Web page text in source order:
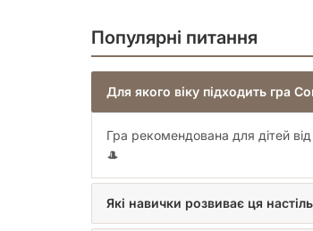
Популярні питання
Для якого віку підходить гра
Гра рекомендована для дітей
🎩
Які навички розвиває ця